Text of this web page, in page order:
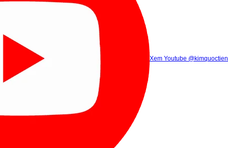
Xem Tik Tok
Gọi điện (8h00 - 21h30)
Xem Youtube @kimquoctien